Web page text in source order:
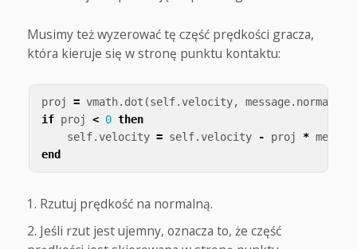
Musimy też wyzerować tę część prędkości gracza,
która kieruje się w stronę punktu kontaktu:
proj = vmath. dot (self.velocity, message. normal
if proj < 0 then
self.velocity = self.velocity - proj *
end
Rzutuj prędkość na normalną.
Jeśli rzut jest ujemny, oznacza to, że część